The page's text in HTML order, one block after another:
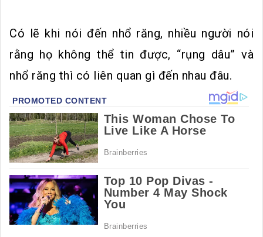
Có lẽ khi nói đến nhổ răng, nhiều người nói
rằng họ không thể tin được, “rụng dâu” và
nhổ răng thì có liên quan gì đến nhau đâu.